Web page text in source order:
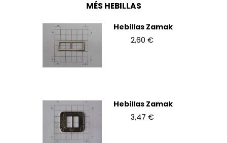
MÉS HEBILLAS
Hebillas Zamak
2,60 €
Hebillas Zamak
3,47 €